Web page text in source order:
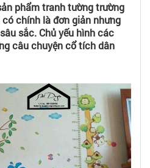
phẩm tranh tường trường
chính là đơn giản nhưng
sắc. Chủ yếu hình các
câu chuyện cổ tích dân